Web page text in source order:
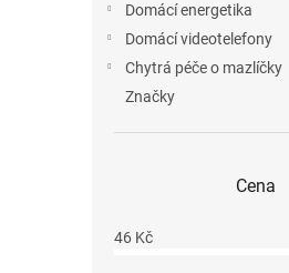
Domácí energetika
Domácí videotelefony
Chytrá péče o mazlíčky
Značky
Cena
46 Kč